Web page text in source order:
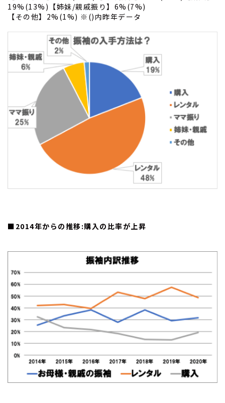
19%(13%)【姉妹/親戚振り】6%(7%)
【その他】2%(1%) ※()内昨年データ
■2014年からの推移:購入の比率が上昇